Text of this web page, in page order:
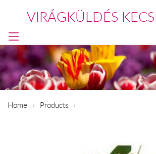
VIRÁGKÜLDÉS
Home Products